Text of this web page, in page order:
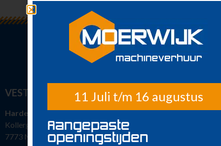
Klimaatbeheersing
Metaalbewerking
Meest gehuurd
VESTIGINGEN
Hardenberg
Kollergang 15
7773 NG Hardenberg
11 Juli t/m 16 augustus
Aangepaste
openingstijden